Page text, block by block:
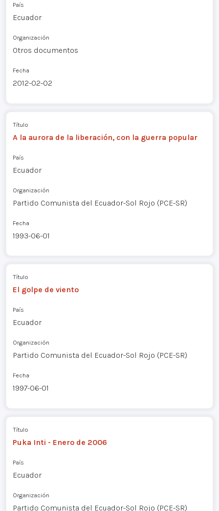
País
Ecuador
Organización
Otros documentos
Fecha
2012-02-02
Título
A la aurora de la liberación, con la guerra popular
País
Ecuador
Organización
Partido Comunista del Ecuador-Sol Rojo (PCE-SR)
Fecha
1993-06-01
Título
El golpe de viento
País
Ecuador
Organización
Partido Comunista del Ecuador-Sol Rojo (PCE-SR)
Fecha
1997-06-01
Título
Puka Inti - Enero de 2006
País
Ecuador
Organización
Partido Comunista del Ecuador-Sol Rojo (PCE-SR)